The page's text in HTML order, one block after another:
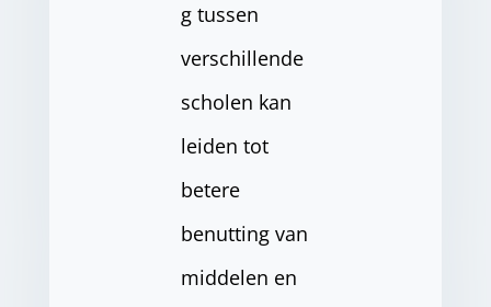
g tussen
verschillende
scholen kan
leiden tot
betere
benutting van
middelen en